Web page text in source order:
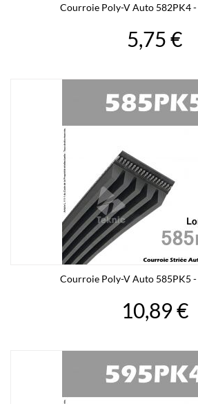
Courroie Poly-V Auto 582PK4
5,75 €
Courroie Poly-V Auto 585PK5
10,89 €